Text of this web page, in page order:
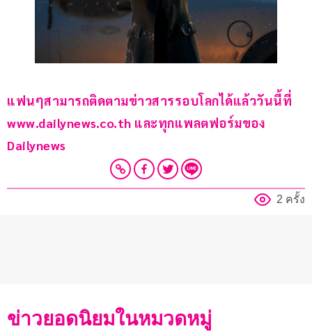
แฟนๆสามารถติดตามข่าวสารรอบโลกได้แล้ววันนี้ที่
www.dailynews.co.th และทุกแพลตฟอร์มของ
Dailynews
2 ครั้ง
ข่าวยอดนิยมในหมวดหมู่